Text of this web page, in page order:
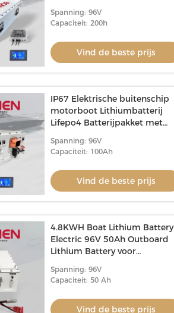
Spanning: 96V
Capaciteit: 200h
Vind de beste prijs
IP67 Elektrische buitenschip
motorboot Lithiumbatterij
Lifepo4 Batterijpakket met
Spanning: 96V
Capaciteit: 100Ah
Vind de beste prijs
4.8KWH Boat Lithium Battery
Electric 96V 50Ah Outboard
Lithium Battery voor
Spanning: 96V
Capaciteit: 50 Ah
Vind de beste prijs